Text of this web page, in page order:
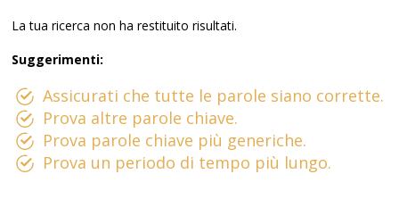
La tua ricerca non ha restituito risultati.
Suggerimenti:
Assicurati che tutte le parole siano corrette.
Prova altre parole chiave.
Prova parole chiave più generiche.
Prova un periodo di tempo più lungo.